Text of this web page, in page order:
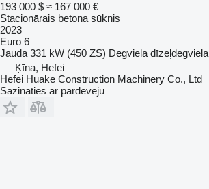
193 000 $ ≈ 167 000 €
Stacionārais betona sūknis
2023
Euro 6
Jauda 331 kW (450 ZS) Degviela dīzeļdegviela
Ķīna, Hefei
Hefei Huake Construction Machinery Co., Ltd
Sazināties ar pārdevēju